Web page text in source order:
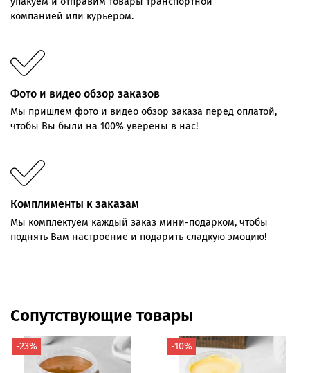
компанией или курьером.
Фото и видео обзор заказов
Мы пришлем фото и видео обзор заказа перед оплатой,
чтобы Вы были на 100% уверены в нас!
Комплименты к заказам
Мы комплектуем каждый заказ мини-подарком, чтобы
поднять Вам настроение и подарить сладкую эмоцию!
Сопутствующие товары
-23% -10%